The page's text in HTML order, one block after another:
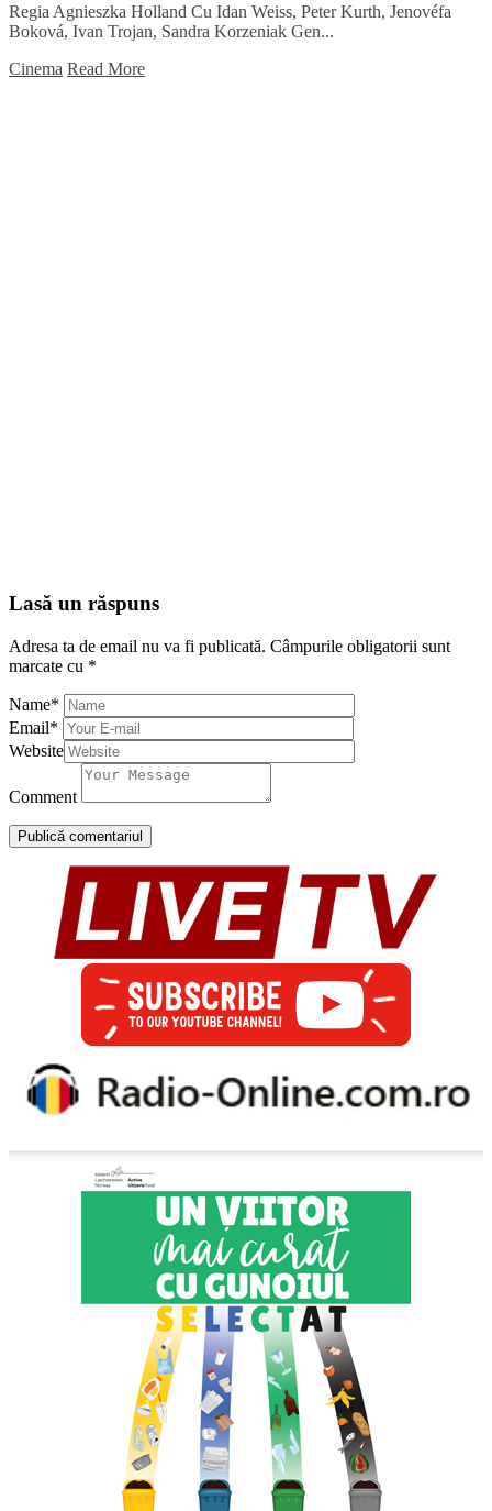
Regia Agnieszka Holland Cu Idan Weiss, Peter Kurth, Jenovéfa
Boková, Ivan Trojan, Sandra Korzeniak Gen...
Cinema Read More
Lasă un răspuns
Adresa ta de email nu va fi publicată. Câmpurile obligatorii sunt
marcate cu *
Name*
Email*
Website
Comment